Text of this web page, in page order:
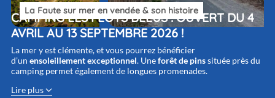
La Faute sur mer en vendée & son histoire
CAMPING LES FLOTS BLEUS : OUVERT DU4
AVRILAU 13 SEPTEMBRE 2026 !
La mer y est clémente, et vous pourrez bénéficier
d’un ensoleillement exceptionnel. Uneforêt de pinssituée près du
camping permet également de longues promenades.
Lire plus